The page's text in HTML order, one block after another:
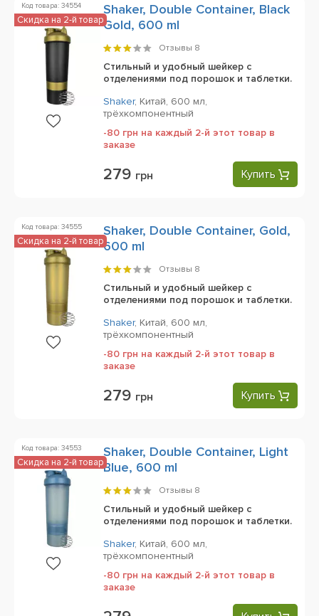
Код товара: 34554
Shaker, Double Container, Black
Gold, 600 ml
Отзывы 8
Стильный и удобный шейкер с
отделениями под порошок и таблетки.
Shaker, Китай, 600 мл,
трёхкомпонентный
-80 грн на каждый 2-й этот товар в
заказе
279 грн Купить
Скидка на 2-й товар
Код товара: 34555
Shaker, Double Container, Gold,
600 ml
Отзывы 8
Стильный и удобный шейкер с
отделениями под порошок и таблетки.
Shaker, Китай, 600 мл,
трёхкомпонентный
-80 грн на каждый 2-й этот товар в
заказе
279 грн Купить
Скидка на 2-й товар
Код товара: 34553
Shaker, Double Container, Light
Blue, 600 ml
Отзывы 8
Стильный и удобный шейкер с
отделениями под порошок и таблетки.
Shaker, Китай, 600 мл,
трёхкомпонентный
-80 грн на каждый 2-й этот товар в
заказе
Скидка на 2-й товар